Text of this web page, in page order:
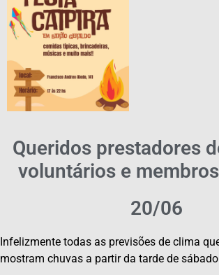
Queridos prestadores
voluntários e
20/06
Infelizmente todas as previsões de clima
mostram chuvas a partir da tarde de